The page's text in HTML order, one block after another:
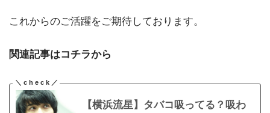
これからのご活躍をご期待しております。
関連記事はコチラから
【横浜流星】タバコ吸ってる？吸わ